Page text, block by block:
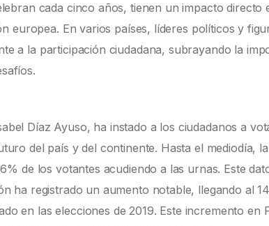
cada cinco años, tienen un impacto directo
europea. En varios países, líderes políticos y
a la participación ciudadana, subrayando la
Díaz Ayuso, ha instado a los ciudadanos a
del país y del continente. Hasta el mediodía, la
de los votantes acudiendo a las urnas. Este
ha registrado un aumento notable, llegando al
en las elecciones de 2019. Este incremento en